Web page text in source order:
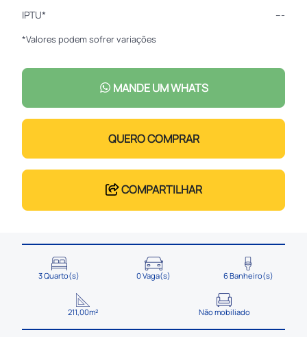
IPTU*
---
*Valores podem sofrer variações
MANDE UM WHATS
QUERO COMPRAR
COMPARTILHAR
3 Quarto(s) 0 Vaga(s) 6 Banheiro(s)
211,00m² Não mobiliado